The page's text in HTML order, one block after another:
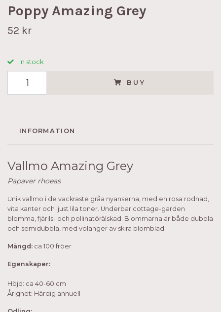
Poppy Amazing Grey
52 kr
In stock
BUY
INFORMATION
Vallmo Amazing Grey
Papaver rhoeas
Unik vallmo i de vackraste gråa nyanserna, med en rosa rodnad,
vita kanter och ljust lila toner. Underbar cottage-garden
blomma, fjärils- och pollinatörälskad. Blommarna är både dubbla
och semidubbla, med volanger av skira blomblad.
Mängd: ca 100 fröer
Egenskaper:
Höjd: ca 40-60 cm
Årighet: Härdig annuell